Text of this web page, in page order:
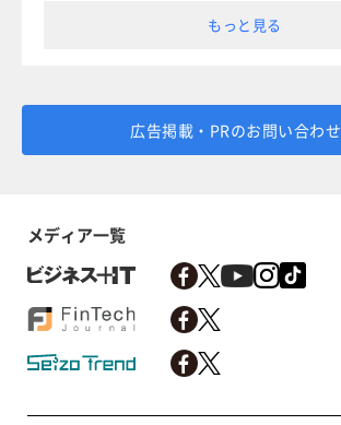
もっと見る
広告掲載・PRのお問い合わせ
メディア一覧